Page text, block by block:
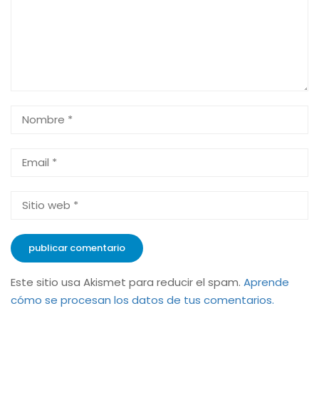
Este sitio usa Akismet para reducir el spam. Aprende
cómo se procesan los datos de tus comentarios.